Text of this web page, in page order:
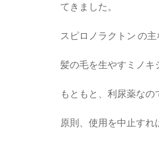
てきました。
スピロノラクトン の
髪の毛を生やすミノキ
もともと、利尿薬なの
原則、使用を中止すれ